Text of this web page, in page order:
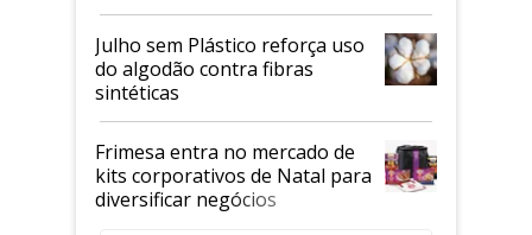
Julho sem Plástico reforça uso
do algodão contra fibras
sintéticas
Frimesa entra no mercado de
kits corporativos de Natal para
diversificar negócios